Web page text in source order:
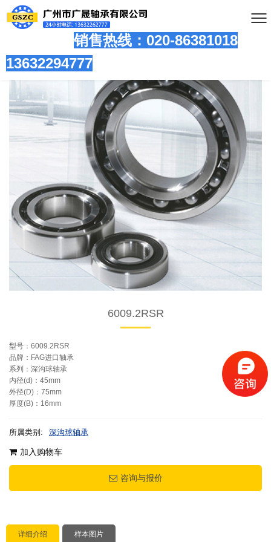
销售热线：020-86381018
13632294777
6009.2RSR
型号：6009.2RSR
品牌：FAG进口轴承
系列：深沟球轴承
内径(d)：45mm
外径(D)：75mm
厚度(B)：16mm
所属类别: 深沟球轴承
加入购物车
咨询与报价
详细介绍 样本图片